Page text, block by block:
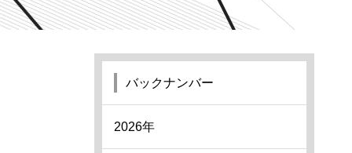
バックナンバー
2026年